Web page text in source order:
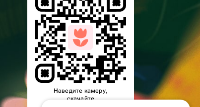
Наведите камеру,
скачайте